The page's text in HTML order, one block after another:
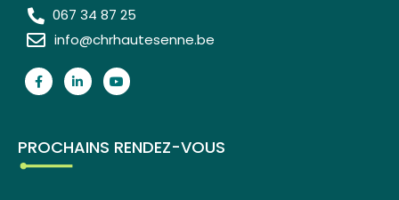
067 34 87 25
info@chrhautesenne.be
PROCHAINS RENDEZ-VOUS